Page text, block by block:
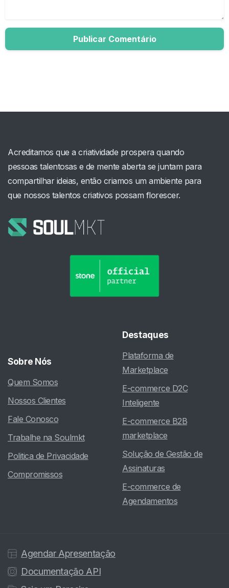
Acreditamos que a criatividade prospera quando
pessoas talentosas e de mente aberta se juntam para
compartilhar ideias, então criamos um ambiente para
que nossos talentos criativos possam florescer.
Sobre Nós
Quem Somos
Nossos Clientes
Fale Conosco
Trabalhe na Soulmkt
Politica de Privacidade
Compromissos
Destaques
Plataforma de
Marketplace
E-commerce D2C
Inteligente
E-commerce B2B
marketplace
Solução de Gestão de
Assinaturas
E-commerce de
Agendamentos
Agendar Apresentação
Documentação API